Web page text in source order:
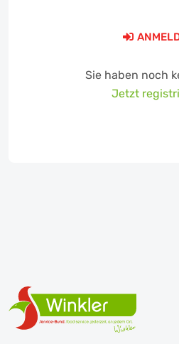
Sie haben noch
Jetzt